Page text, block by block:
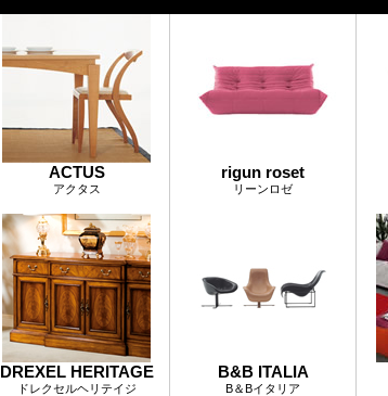
ACTUS
アクタス
rigun roset
リーンロゼ
DREXEL HERITAGE
ドレクセルヘリテイジ
B&B ITALIA
B＆Bイタリア